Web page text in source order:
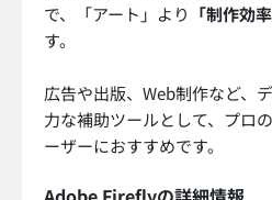
で、「アート」より 「制作効率
す。
広告や出版、Web制作など、
力な補助ツールとして、プロ
ーザーにおすすめです。